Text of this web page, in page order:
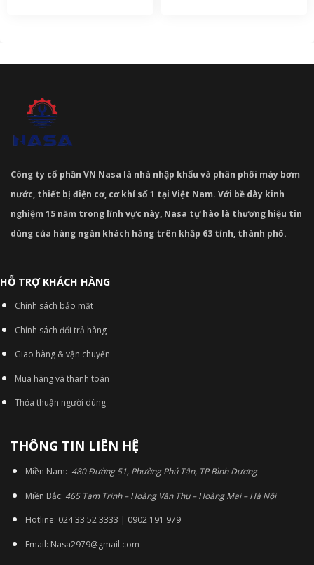
Công ty cổ phần VN Nasa là nhà nhập khẩu và phân phối máy bơm
nước, thiết bị điện cơ, cơ khí số 1 tại Việt Nam. Với bề dày kinh
nghiệm 15 năm trong lĩnh vực này, Nasa tự hào là thương hiệu tin
dùng của hàng ngàn khách hàng trên khắp 63 tỉnh, thành phố.
HỖ TRỢ KHÁCH HÀNG
Chính sách bảo mật
Chính sách đổi trả hàng
Giao hàng & vận chuyển
Mua hàng và thanh toán
Thỏa thuận người dùng
THÔNG TIN LIÊN HỆ
Miền Nam: 480 Đường 51, Phường Phú Tân, TP Bình Dương
Miền Bắc: 465 Tam Trinh – Hoàng Văn Thụ – Hoàng Mai – Hà Nội
Hotline: 024 33 52 3333 | 0902 191 979
Email: Nasa2979@gmail.com